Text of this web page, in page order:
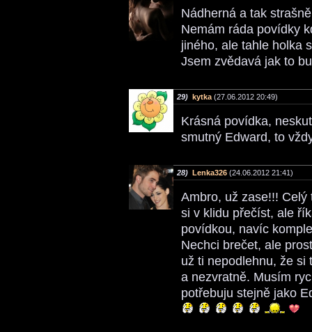
Nádherná a tak
Nemám ráda povídky
jiného, ale tahle holka
Jsem zvědavá jak to
29) kytka (27.06.2012 20:49)
Krásná povídka,
smutný Edward, to
28) Lenka326 (24.06.2012 21:41)
Ambro, už zase!!!
si v klidu přečíst, ale
povídkou, navíc
Nechci brečet, ale
už ti nepodlehnu, že si
a nezvratně. Musím
potřebuju stejně jako